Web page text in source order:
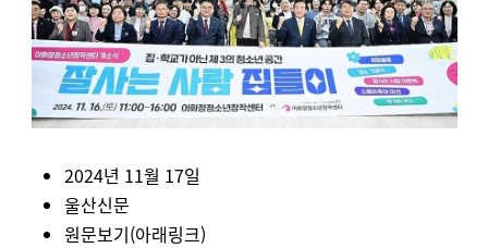
2024년 11월 17일
울산신문
원문보기(아래링크)